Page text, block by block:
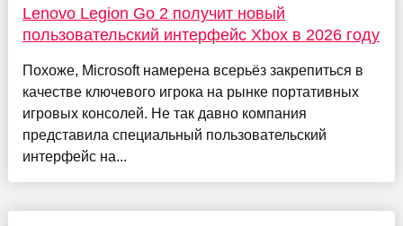
Lenovo Legion Go 2 получит новый
пользовательский интерфейс Xbox в 2026 году
Похоже, Microsoft намерена всерьёз закрепиться в
качестве ключевого игрока на рынке портативных
игровых консолей. Не так давно компания
представила специальный пользовательский
интерфейс на...